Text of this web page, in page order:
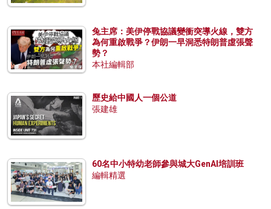
兔主席：美伊停戰協議變衝突導火線，雙方
為何重啟戰爭？伊朗一早洞悉特朗普虛張聲
勢？
本社編輯部
歷史給中國人一個公道
張建雄
60名中小特幼老師參與城大GenAI培訓班
編輯精選